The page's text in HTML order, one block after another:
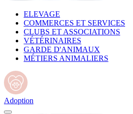
ELEVAGE
COMMERCES ET SERVICES
CLUBS ET ASSOCIATIONS
VÉTÉRINAIRES
GARDE D'ANIMAUX
MÉTIERS ANIMALIERS
Adoption